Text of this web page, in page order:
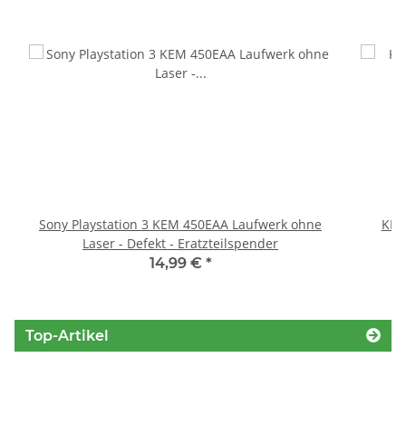
Sony Playstation 3 KEM 450EAA Laufwerk ohne
Laser - Defekt - Eratzteilspender
14,99 € *
Top-Artikel